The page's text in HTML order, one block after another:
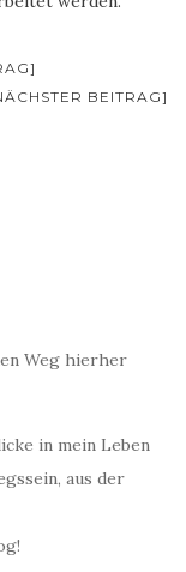
BEITRAG]
Weg hierher
in mein Leben
aus der